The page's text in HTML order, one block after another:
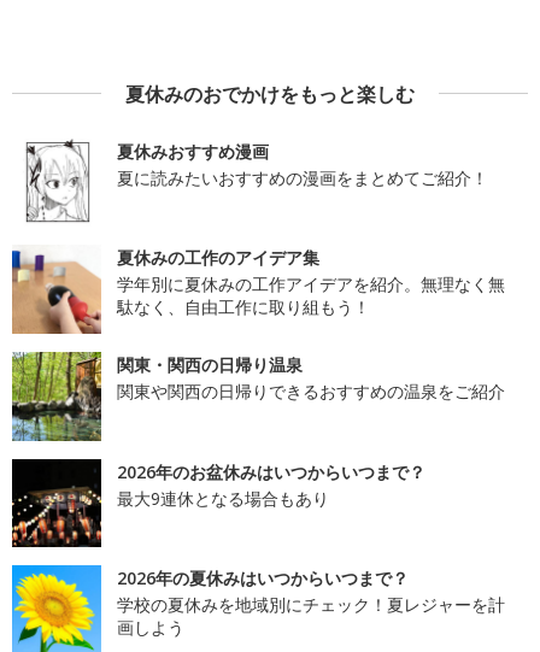
夏休みのおでかけをもっと楽しむ
夏休みおすすめ漫画
夏に読みたいおすすめの漫画をまとめてご紹介！
夏休みの工作のアイデア集
学年別に夏休みの工作アイデアを紹介。無理なく無
駄なく、自由工作に取り組もう！
関東・関西の日帰り温泉
関東や関西の日帰りできるおすすめの温泉をご紹介
2026年のお盆休みはいつからいつまで？
最大9連休となる場合もあり
2026年の夏休みはいつからいつまで？
学校の夏休みを地域別にチェック！夏レジャーを計
画しよう